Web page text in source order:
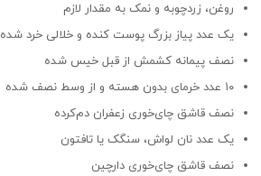
روغن، زردچوبه و نمک به مقدار لازم
یک عدد پیاز بزرگ پوست کنده و خلالی خرد شده
نصف پیمانه کشمش از قبل خیس شده
۱۰ عدد خرمای بدون هسته و از وسط نصف شده
نصف قاشق چای‌خوری زعفران دم‌کرده
یک عدد نان لواش، سنگک یا تافتون
نصف قاشق چای‌خوری دارچین